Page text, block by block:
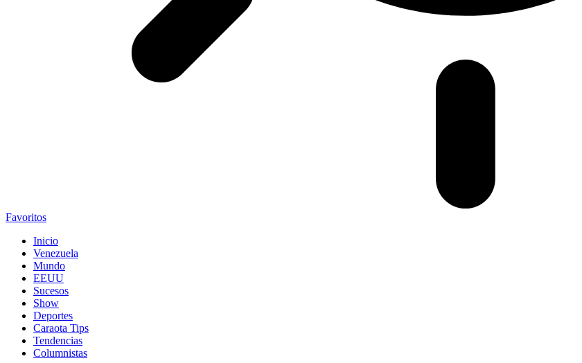
Favoritos
Inicio
Venezuela
Mundo
EEUU
Sucesos
Show
Deportes
Caraota Tips
Tendencias
Columnistas